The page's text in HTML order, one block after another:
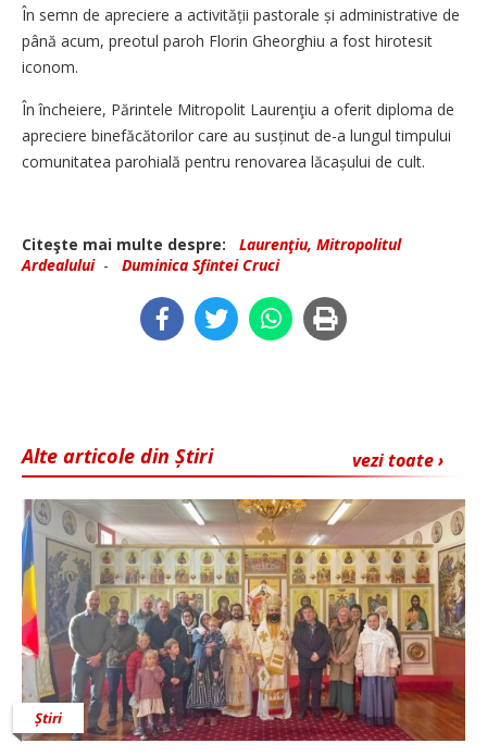
În semn de apreciere a activității pastorale și administrative de
până acum, preotul paroh Florin Gheor­ghiu a fost hirotesit
iconom.
În încheiere, Părintele Mitropolit Laurenţiu a oferit diploma de
apreciere binefăcătorilor care au susținut de-a lungul timpului
comunitatea parohială pentru renovarea lăcașului de cult.
Citeşte mai multe despre:
Laurenţiu, Mitropolitul
Ardealului- Duminica Sfintei Cruci
vezi toate ›
Alte articole din Știri
Știri